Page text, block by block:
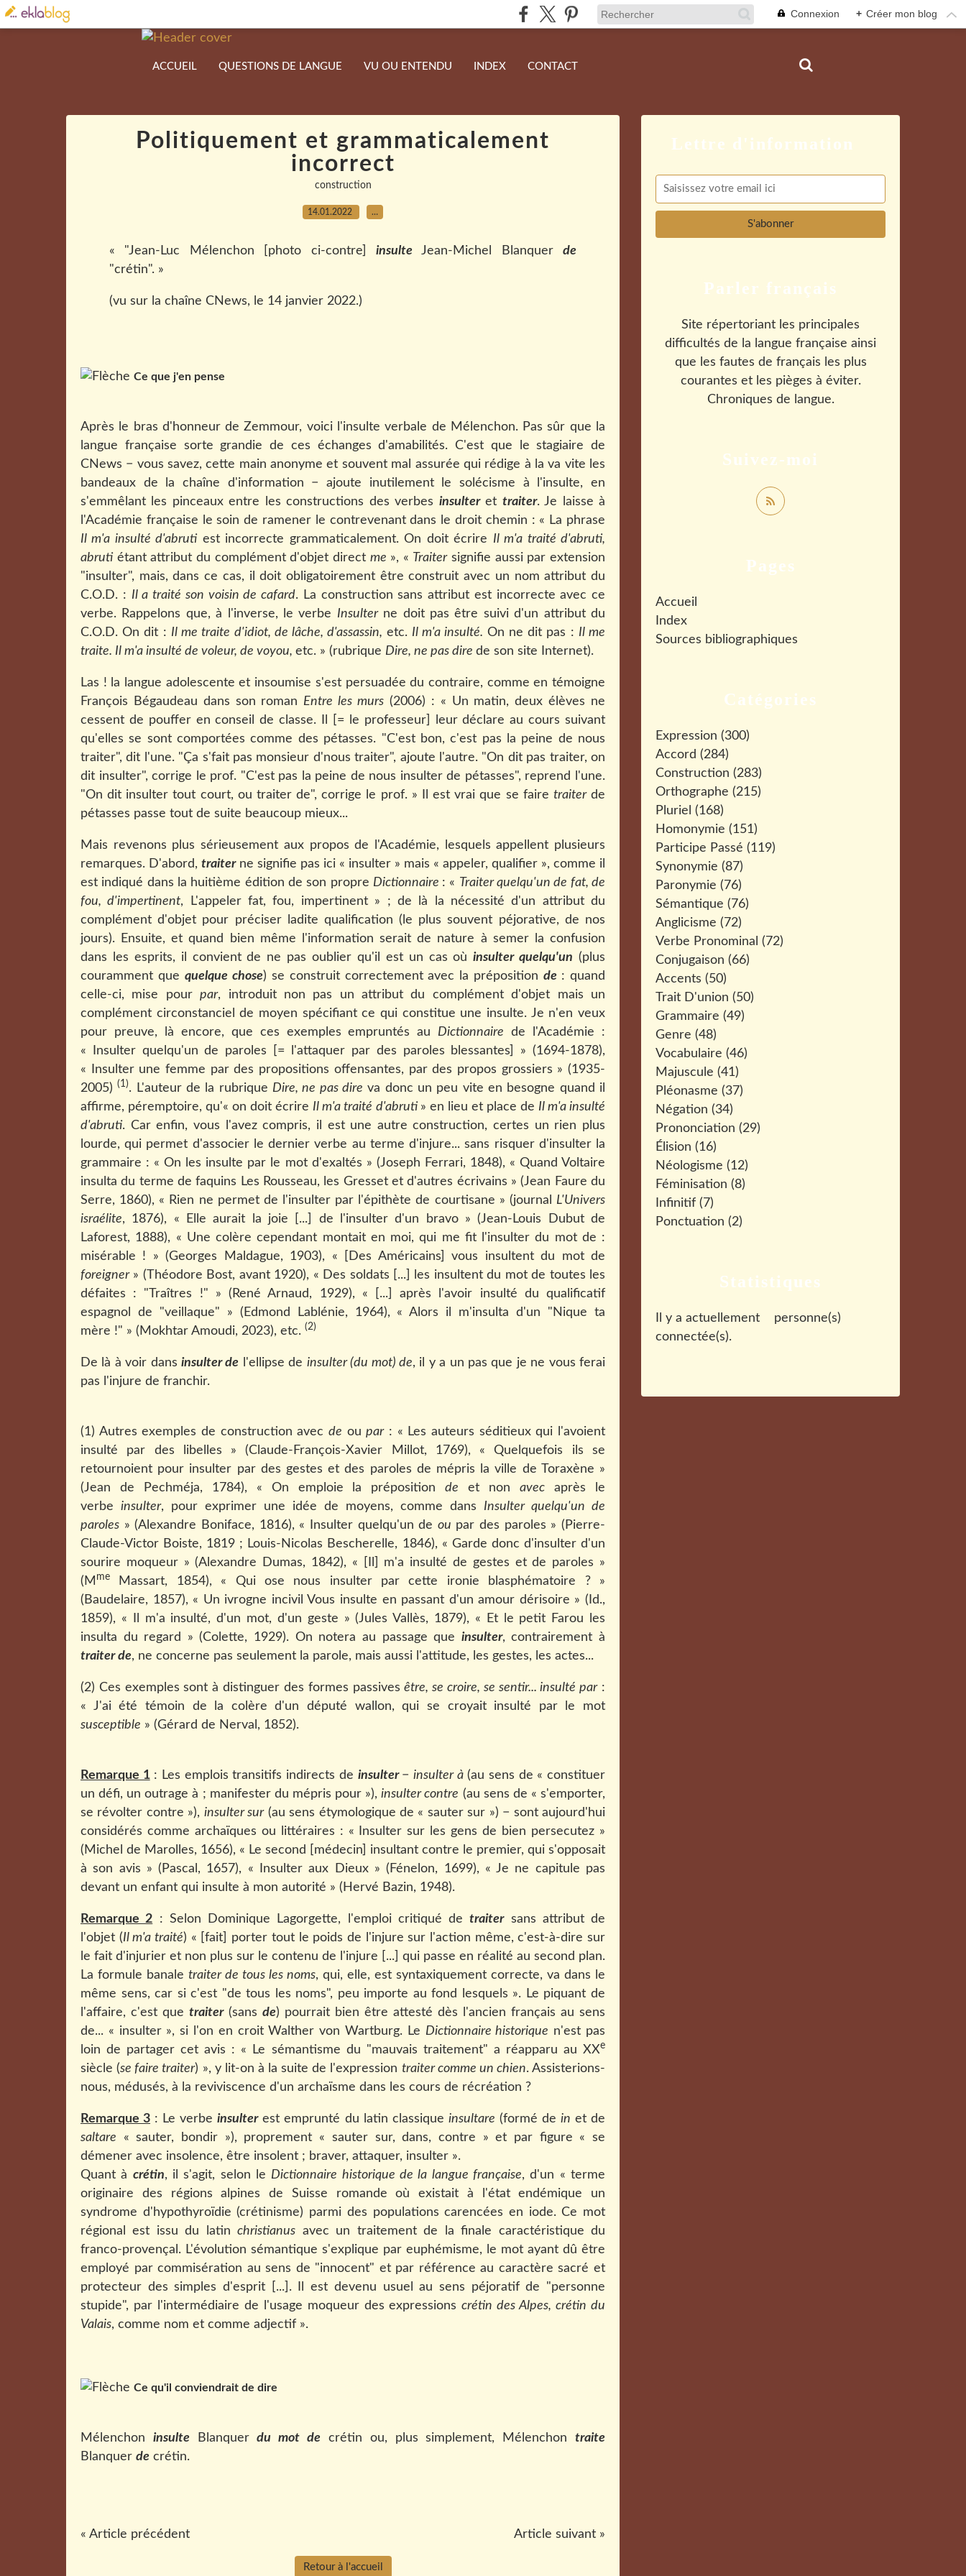
Connexion + Créer mon blog
ACCUEIL QUESTIONS DE LANGUE VU OU ENTENDU INDEX CONTACT
Politiquement et grammaticalement
incorrect
construction
14.01.2022 …
« "Jean-Luc Mélenchon [photo ci-contre] insulteJean-Michel Blanquer de
"crétin". »
(vu sur la chaîne CNews, le 14 janvier 2022.)
Ce que j'en pense
Après le bras d'honneur de Zemmour, voici l'insulte verbale de Mélenchon. Pas sûr que la
langue française sorte grandie de ces échanges d'amabilités. C'est que le stagiaire de
CNews − vous savez, cette main anonyme et souvent mal assurée qui rédige à la va vite les
bandeaux de la chaîne d'information − ajoute inutilement le solécisme à l'insulte, en
s'emmêlant les pinceaux entre les constructions des verbes insulteret traiter. Je laisse à
l'Académie française le soin de ramener le contrevenant dans le droit chemin : « La phrase
Il m'a insulté d'abrutiest incorrecte grammaticalement. On doit écrire Il m'a traité d'abruti,
abrutiétant attribut du complément d'objet direct me », « Traitersignifie aussi par extension
"insulter", mais, dans ce cas, il doit obligatoirement être construit avec un nom attribut du
C.O.D. : Il a traité son voisin de cafard. La construction sans attribut est incorrecte avec ce
verbe. Rappelons que, à l'inverse, le verbe Insulterne doit pas être suivi d'un attribut du
C.O.D. On dit : Il me traite d'idiot, de lâche, d'assassin, etc. Il m'a insulté. On ne dit pas : Il me
traite. Il m'a insulté de voleur, de voyou, etc. » (rubrique Dire, ne pas dire de son site Internet).
Las ! la langue adolescente et insoumise s'est persuadée du contraire, comme en témoigne
François Bégaudeau dans son roman Entre les murs (2006) : « Un matin, deux élèves ne
cessent de pouffer en conseil de classe. Il [= le professeur] leur déclare au cours suivant
qu'elles se sont comportées comme des pétasses. "C'est bon, c'est pas la peine de nous
traiter", dit l'une. "Ça s'fait pas monsieur d'nous traiter", ajoute l'autre. "On dit pas traiter, on
dit insulter", corrige le prof. "C'est pas la peine de nous insulter de pétasses", reprend l'une.
"On dit insulter tout court, ou traiter de", corrige le prof. » Il est vrai que se faire traiterde
pétasses passe tout de suite beaucoup mieux...
Mais revenons plus sérieusement aux propos de l'Académie, lesquels appellent plusieurs
remarques. D'abord, traiterne signifie pas ici « insulter » mais « appeler, qualifier », comme il
est indiqué dans la huitième édition de son propre Dictionnaire : « Traiter quelqu'un de fat, de
fou, d'impertinent, L'appeler fat, fou, impertinent » ; de là la nécessité d'un attribut du
complément d'objet pour préciser ladite qualification (le plus souvent péjorative, de nos
jours). Ensuite, et quand bien même l'information serait de nature à semer la confusion
dans les esprits, il convient de ne pas oublier qu'il est un cas oùinsulter quelqu'un (plus
couramment que quelque chose) se construit correctement avec la prépositionde : quand
celle-ci, mise pourpar, introduit non pas un attribut du complément d'objet mais un
complément circonstanciel de moyen spécifiant ce qui constitue une insulte. Je n'en veux
pour preuve, là encore, que ces exemples empruntés au Dictionnaire de l'Académie :
« Insulter quelqu'un de paroles [= l'attaquer par des paroles blessantes] » (1694-1878),
« Insulter une femme par des propositions offensantes, par des propos grossiers » (1935-
2005)(1). L'auteur de la rubrique Dire, ne pas dire va donc un peu vite en besogne quand il
affirme, péremptoire, qu'« on doit écrire Il m'a traité d'abruti » en lieu et place de Il m'a insulté
d'abruti. Car enfin, vous l'avez compris, il est une autre construction, certes un rien plus
lourde, qui permet d'associer le dernier verbe au terme d'injure... sans risquer d'insulter la
grammaire : « On les insulte par le mot d'exaltés » (Joseph Ferrari, 1848), « Quand Voltaire
insulta du terme de faquins Les Rousseau, les Gresset et d'autres écrivains » (Jean Faure du
Serre, 1860), « Rien ne permet de l'insulter par l'épithète de courtisane » (journal L'Univers
israélite, 1876), « Elle aurait la joie [...] de l'insulter d'un bravo » (Jean-Louis Dubut de
Laforest, 1888), « Une colère cependant montait en moi, qui me fit l'insulter du mot de :
misérable ! » (Georges Maldague, 1903), « [Des Américains] vous insultent du mot de
foreigner» (Théodore Bost, avant 1920), « Des soldats [...] les insultent du mot de toutes les
défaites : "Traîtres !" » (René Arnaud, 1929), « [...] après l'avoir insulté du qualificatif
espagnol de "veillaque" » (Edmond Lablénie, 1964), « Alors il m'insulta d'un "Nique ta
mère !" » (Mokhtar Amoudi, 2023), etc. (2)
De là à voir dansinsulter de l'ellipse de insulter (du mot) de, il y a un pas que je ne vous ferai
pas l'injure de franchir.
(1) Autres exemples de construction avec de oupar: « Les auteurs séditieux qui l'avoient
insulté par des libelles » (Claude-François-Xavier Millot, 1769), « Quelquefois ils se
retournoient pour insulter par des gestes et des paroles de mépris la ville de Toraxène »
(Jean de Pechméja, 1784), « On emploie la prépositionde et nonavec après le
verbe insulter, pour exprimer une idée de moyens, comme dans Insulter quelqu'un de
paroles » (Alexandre Boniface, 1816), « Insulter quelqu'un de ou par des paroles » (Pierre-
Claude-Victor Boiste, 1819 ; Louis-Nicolas Bescherelle, 1846), « Garde donc d'insulter d'un
sourire moqueur » (Alexandre Dumas, 1842), « [Il] m'a insulté de gestes et de paroles »
(M me
Massart, 1854), « Qui ose nous insulter par cette ironie blasphématoire ? »
(Baudelaire, 1857), « Un ivrogne incivil Vous insulte en passant d'un amour dérisoire » (Id.,
1859), « Il m'a insulté, d'un mot, d'un geste » (Jules Vallès, 1879), « Et le petit Farou les
insulta du regard » (Colette, 1929). On notera au passage que insulter, contrairement à
traiter de, ne concerne pas seulement la parole, mais aussi l'attitude, les gestes, les actes...
(2) Ces exemples sont à distinguer des formes passivesêtre, se croire, se sentir... insulté par:
« J'ai été témoin de la colère d'un député wallon, qui se croyait insulté par le mot
susceptible » (Gérard de Nerval, 1852).
Remarque 1: Les emplois transitifs indirects de insulter − insulter à(au sens de « constituer
un défi, un outrage à ; manifester du mépris pour »),insulter contre (au sens de « s'emporter,
se révolter contre »), insulter sur(au sens étymologique de « sauter sur ») − sont aujourd'hui
considérés comme archaïques ou littéraires : « Insulter sur les gens de bien persecutez »
(Michel de Marolles, 1656), « Le second [médecin] insultant contre le premier, qui s'opposait
à son avis » (Pascal, 1657), « Insulter aux Dieux » (Fénelon, 1699), « Je ne capitule pas
devant un enfant qui insulte à mon autorité » (Hervé Bazin, 1948).
Remarque 2 : Selon Dominique Lagorgette, l'emploi critiqué detraitersans attribut de
l'objet (Il m'a traité) « [fait] porter tout le poids de l'injure sur l'action même, c'est-à-dire sur
le fait d'injurier et non plus sur le contenu de l'injure [...] qui passe en réalité au second plan.
La formule banale traiter de tous les noms, qui, elle, est syntaxiquement correcte, va dans le
même sens, car si c'est "de tous les noms", peu importe au fond lesquels ». Le piquant de
l'affaire, c'est que traiter(sans de) pourrait bien être attesté dès l'ancien français au sens
de... « insulter », si l'on en croit Walther von Wartburg. Le Dictionnaire historique n'est pas
loin de partager cet avis : « Le sémantisme du "mauvais traitement" a réapparu au XXe
siècle (se faire traiter) », y lit-on à la suite de l'expression traiter comme un chien. Assisterions-
nous, médusés, à la reviviscence d'un archaïsme dans les cours de récréation ?
Remarque 3 : Le verbeinsulterest emprunté du latin classique insultare (formé de in et de
saltare « sauter, bondir »), proprement « sauter sur, dans, contre » et par figure « se
démener avec insolence, être insolent ; braver, attaquer, insulter ».
Quant à crétin, il s'agit, selon le Dictionnaire historique de la langue française, d'un « terme
originaire des régions alpines de Suisse romande où existait à l'état endémique un
syndrome d'hypothyroïdie (crétinisme) parmi des populations carencées en iode. Ce mot
régional est issu du latinchristianus avec un traitement de la finale caractéristique du
franco-provençal. L'évolution sémantique s'explique par euphémisme, le mot ayant dû être
employé par commisération au sens de "innocent" et par référence au caractère sacré et
protecteur des simples d'esprit [...]. Il est devenu usuel au sens péjoratif de "personne
stupide", par l'intermédiaire de l'usage moqueur des expressionscrétin des Alpes, crétin du
Valais, comme nom et comme adjectif ».
Ce qu'il conviendrait de dire
Mélenchon insulteBlanquerdu mot de crétin ou, plus simplement, Mélenchontraite
Blanquer de crétin.
« Article précédent Article suivant »
Retour à l'accueil
Catégories
Expression (300)
Accord (284)
Construction (283)
Orthographe (215)
Pluriel (168)
Homonymie (151)
Participe Passé (119)
Synonymie (87)
Paronymie (76)
Sémantique (76)
Anglicisme (72)
Verbe Pronominal (72)
Conjugaison (66)
Accents (50)
Trait D'union (50)
Grammaire (49)
Genre (48)
Vocabulaire (46)
Majuscule (41)
Pléonasme (37)
Négation (34)
Prononciation (29)
Élision (16)
Néologisme (12)
Féminisation (8)
Infinitif (7)
Ponctuation (2)
Pages
Accueil
Index
Sources bibliographiques
Suivez-moi
Parler français
Site répertoriant les principales
difficultés de la langue française ainsi
que les fautes de français les plus
courantes et les pièges à éviter.
Chroniques de langue.
Statistiques
Il y a actuellement
personne(s)
connectée(s).